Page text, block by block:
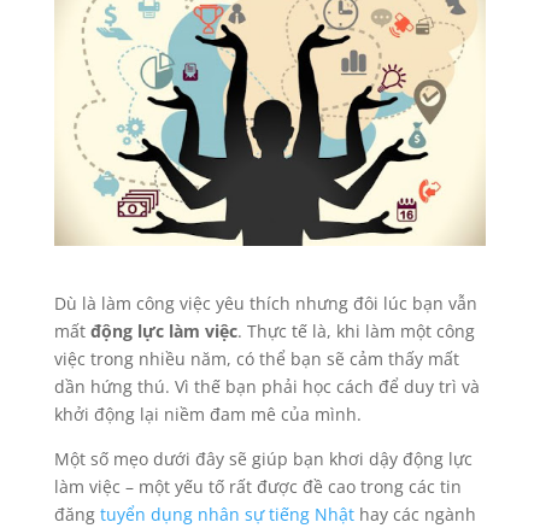
Dù là làm công việc yêu thích nhưng đôi lúc bạn vẫn
mất động lực làm việc. Thực tế là, khi làm một công
việc trong nhiều năm, có thể bạn sẽ cảm thấy mất
dần hứng thú. Vì thế bạn phải học cách để duy trì và
khởi động lại niềm đam mê của mình.
Một số mẹo dưới đây sẽ giúp bạn khơi dậy động lực
làm việc – một yếu tố rất được đề cao trong các tin
đăng tuyển dụng nhân sự tiếng Nhậthay các ngành